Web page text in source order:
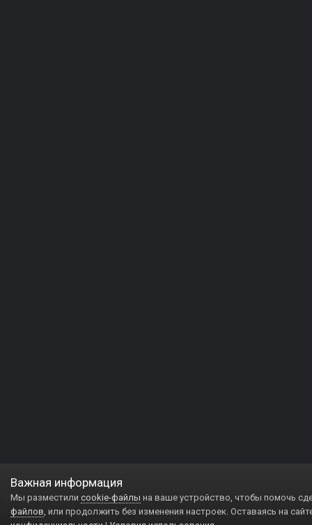
Важная информация
Мы разместили cookie-файлы на ваше устройство, чтобы помочь
файлов, или продолжить без изменения настроек. Оставаясь на